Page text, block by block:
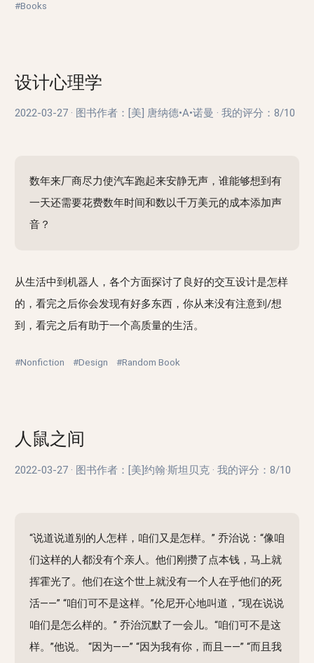
#Books
设计心理学
2022-03-27 · 图书作者：[美] 唐纳德•A•诺曼 · 我的评分： 8/10
数年来厂商尽力使汽车跑起来安静无声，谁能够想到有
一天还需要花费数年时间和数以千万美元的成本添加声
音？
从生活中到机器人，各个方面探讨了良好的交互设计是怎样
的，看完之后你会发现有好多东西，你从来没有注意到/想
到，看完之后有助于一个高质量的生活。
#Nonfiction #Design #Random Book
人鼠之间
2022-03-27 · 图书作者：[美]约翰·斯坦贝克 · 我的评分： 8/10
“说道说道别的人怎样，咱们又是怎样。” 乔治说：“像咱
们这样的人都没有个亲人。他们刚攒了点本钱，马上就
挥霍光了。他们在这个世上就没有一个人在乎他们的死
活——” “咱们可不是这样。”伦尼开心地叫道，“现在说说
咱们是怎么样的。” 乔治沉默了一会儿。“咱们可不是这
样。”他说。 “因为——” “因为我有你，而且——” “而且我